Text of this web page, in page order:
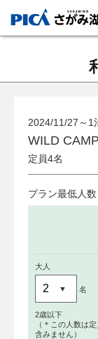
2024/11/27～1
WILD
定員4名
プラン最低人数
大人
名
2歳以下
（＊この人数は
含みません）